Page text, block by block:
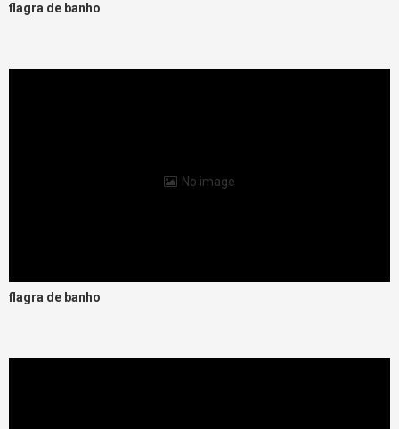
flagra de banho
No image
flagra de banho